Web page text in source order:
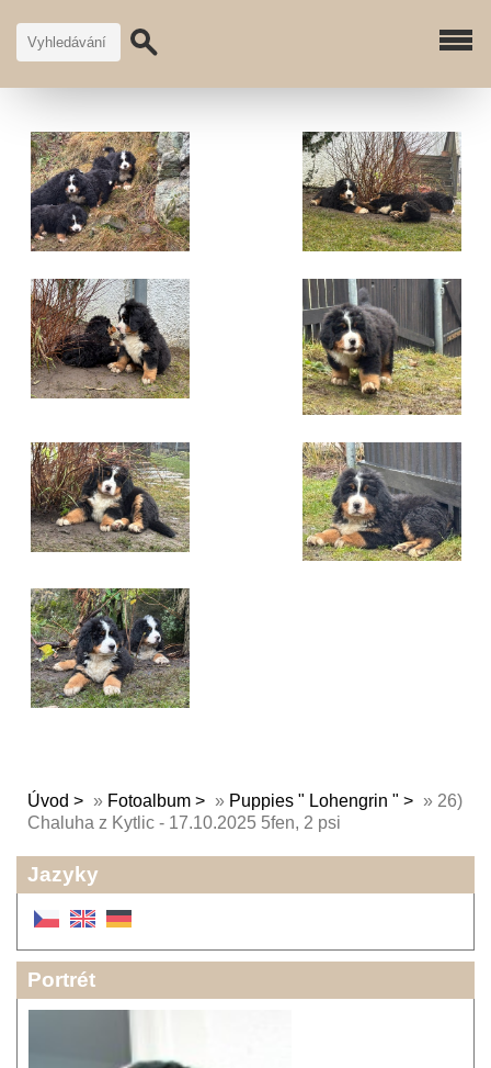
Úvod » Fotoalbum » Puppies " Lohengrin " » 26)
Chaluha z Kytlic - 17.10.2025 5fen, 2 psi
Jazyky
Portrét